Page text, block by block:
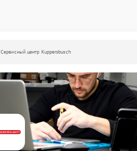
Сервисный центр Kuppersbusch